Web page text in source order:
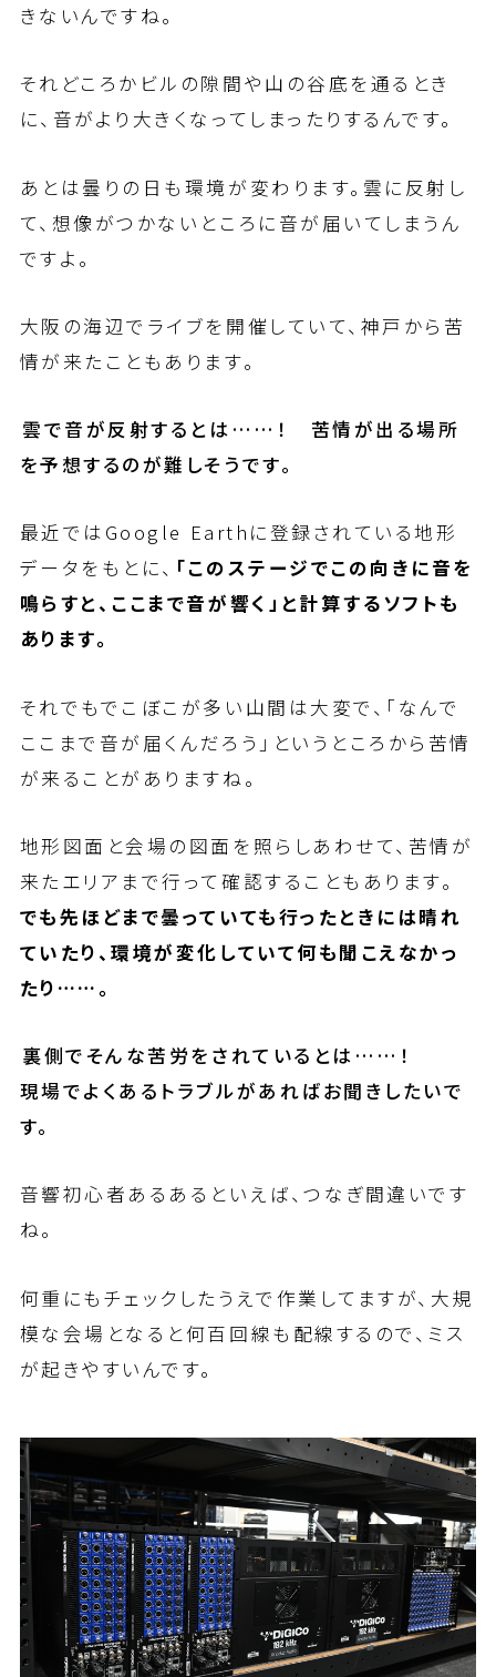
きないんですね。
それどころかビルの隙間や山の谷底を通るとき
に、音がより大きくなってしまったりするんです。
あとは曇りの日も環境が変わります。雲に反射し
て、想像がつかないところに音が届いてしまうん
ですよ。
大阪の海辺でライブを開催していて、神戸から苦
情が来たこともあります。
――雲で音が反射するとは……！ 苦情が出る場所
を予想するのが難しそうです。
最近ではGoogle Earthに登録されている地形
データをもとに、 「このステージでこの向きに音を
鳴らすと、ここまで音が響く」と計算するソフトも
あります。
それでもでこぼこが多い山間は大変で、「なんで
ここまで音が届くんだろう」というところから苦情
が来ることがありますね。
地形図面と会場の図面を照らしあわせて、苦情が
来たエリアまで行って確認することもあります。
でも先ほどまで曇っていても行ったときには晴れ
ていたり、環境が変化していて何も聞こえなかっ
たり……。
――裏側でそんな苦労をされているとは……！
現場でよくあるトラブルがあればお聞きしたいで
す。
音響初心者あるあるといえば、つなぎ間違いです
ね。
何重にもチェックしたうえで作業してますが、大規
模な会場となると何百回線も配線するので、ミス
が起きやすいんです。